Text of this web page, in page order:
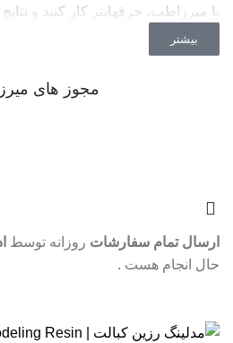
با میرزاطب، حرفهایتر کار کنید و
بیشتر
مجوز های
ارسال تمام سفارشات روزانه توسط
حال انجام هست .